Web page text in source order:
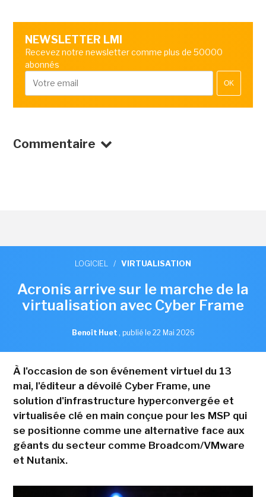
NEWSLETTER LMI
Recevez notre newsletter comme plus de 50000
abonnés
OK
Commentaire
LOGICIEL / VIRTUALISATION
Acronis arrive sur le marche de la
virtualisation avec Cyber Frame
Benoît Huet , publié le 22 Mai 2026
À l'occasion de son événement virtuel du 13
mai, l'éditeur a dévoilé Cyber Frame, une
solution d'infrastructure hyperconvergée et
virtualisée clé en main conçue pour les MSP qui
se positionne comme une alternative face aux
géants du secteur comme Broadcom/VMware
et Nutanix.